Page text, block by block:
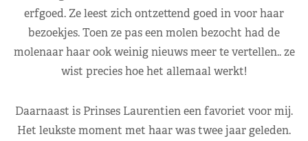
erfgoed. Ze leest zich ontzettend goed in voor haar
bezoekjes. Toen ze pas een molen bezocht had de
molenaar haar ook weinig nieuws meer te vertellen.. ze
wist precies hoe het allemaal werkt!
Daarnaast is Prinses Laurentien een favoriet voor mij.
Het leukste moment met haar was twee jaar geleden.